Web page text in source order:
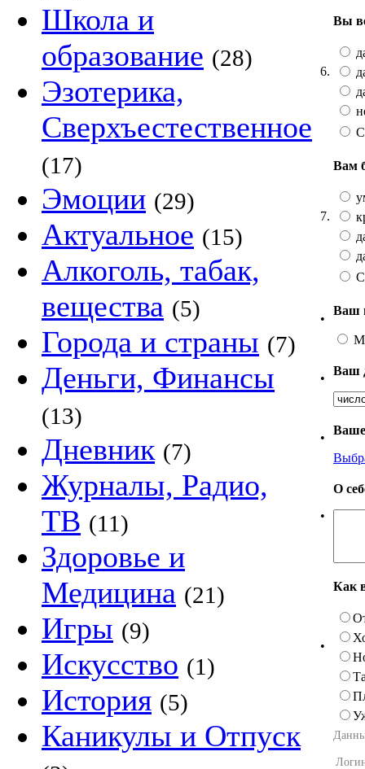
Школа и
образование (28)
Эзотерика,
Сверхъестественное
(17)
Эмоции (29)
Актуальное (15)
Алкоголь, табак,
вещества (5)
Города и страны (7)
Деньги, Финансы
(13)
Дневник (7)
Журналы, Радио,
ТВ (11)
Здоровье и
Медицина (21)
Игры (9)
Искусство (1)
История (5)
Каникулы и Отпуск
6.
Вы
7.
Вам
•
Ваш
•
Ваш
•
Ваше
•
О
•
Как